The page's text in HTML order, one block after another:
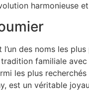
harmonieuse
des noms les
familiale
les plus
est un véritable